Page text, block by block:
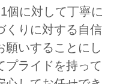
個に対して丁寧に
くりに対する自信
願いすることにし
プライドを持って